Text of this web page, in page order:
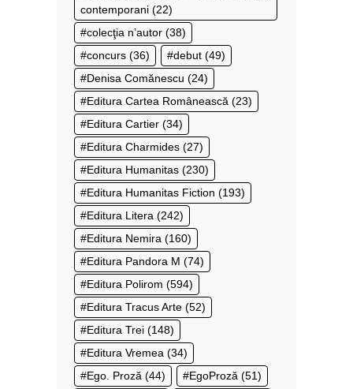
contemporani (22)
colecţia n’autor (38)
concurs (36) debut (49)
Denisa Comănescu (24)
Editura Cartea Românească (23)
Editura Cartier (34)
Editura Charmides (27)
Editura Humanitas (230)
Editura Humanitas Fiction (193)
Editura Litera (242)
Editura Nemira (160)
Editura Pandora M (74)
Editura Polirom (594)
Editura Tracus Arte (52)
Editura Trei (148)
Editura Vremea (34)
Ego. Proză (44) EgoProză (51)